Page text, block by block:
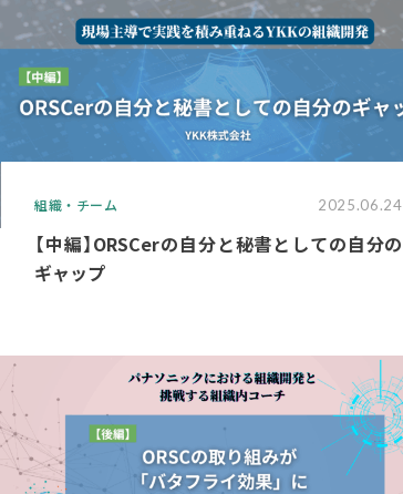
組織・チーム 2025.06.24
【中編】ORSCerの自分と秘書としての自分の
ギャップ